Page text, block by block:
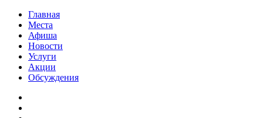
Главная
Места
Афиша
Новости
Услуги
Акции
Обсуждения